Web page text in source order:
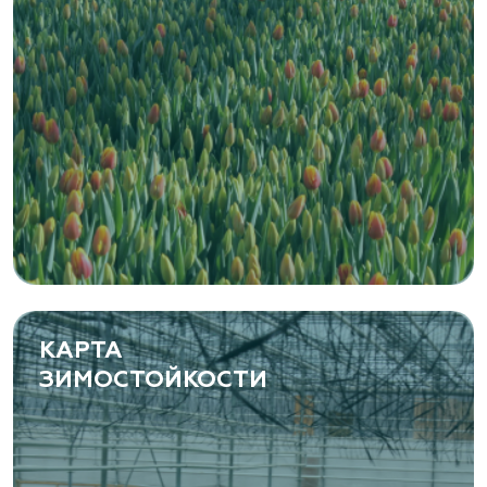
Zaxriddin Flower Plantation, питомник
Ташкентская область, Зангиатинский р-н, ул.
Канимаева, д. 9
«ЁЛЫ-ПАЛЫ», питомник декоративных
растений
Самарская область, с. Подстепки, ул.
Фермерская 14 А
(8482) 650 010
www.yoly-paly.ru
«ВЕНЕВ» питомник растений
Тульская область, Венёвский р-н, село
Борщевое, улица Лесная, д. 13
КАРТА
ЗИМОСТОЙКОСТИ